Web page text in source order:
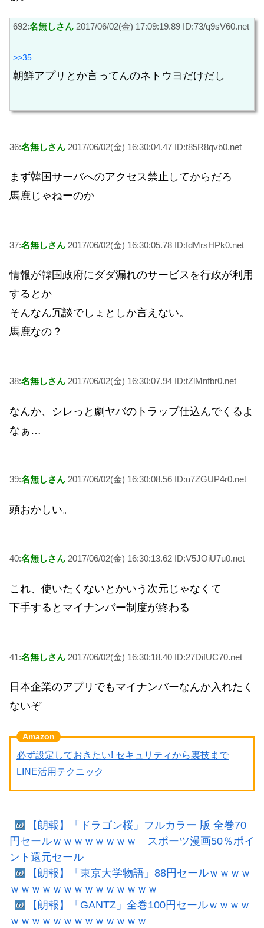
692:名無しさん 2017/06/02(金) 17:09:19.89 ID:73/q9sV60.net
>>35
朝鮮アプリとか言ってんのネトウヨだけだし
36:名無しさん 2017/06/02(金) 16:30:04.47 ID:t85R8qvb0.net
まず韓国サーバへのアクセス禁止してからだろ
馬鹿じゃねーのか
37:名無しさん 2017/06/02(金) 16:30:05.78 ID:fdMrsHPk0.net
情報が韓国政府にダダ漏れのサービスを行政が利用
するとか
そんなん冗談でしょとしか言えない。
馬鹿なの？
38:名無しさん 2017/06/02(金) 16:30:07.94 ID:tZlMnfbr0.net
なんか、シレっと劇ヤバのトラップ仕込んでくるよ
なぁ…
39:名無しさん 2017/06/02(金) 16:30:08.56 ID:u7ZGUP4r0.net
頭おかしい。
40:名無しさん 2017/06/02(金) 16:30:13.62 ID:V5JOiU7u0.net
これ、使いたくないとかいう次元じゃなくて
下手するとマイナンバー制度が終わる
41:名無しさん 2017/06/02(金) 16:30:18.40 ID:27DifUC70.net
日本企業のアプリでもマイナンバーなんか入れたく
ないぞ
必ず設定しておきたい! セキュリティから裏技まで
LINE活用テクニック
【朗報】「ドラゴン桜」フルカラー 版 全巻70
円セールｗｗｗｗｗｗｗｗ スポーツ漫画50％ポイ
ント還元セール
【朗報】「東京大学物語」88円セールｗｗｗｗ
ｗｗｗｗｗｗｗｗｗｗｗｗｗｗ
【朗報】「GANTZ」全巻100円セールｗｗｗｗ
ｗｗｗｗｗｗｗｗｗｗｗｗｗ